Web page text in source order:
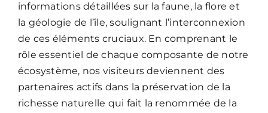
informations détaillées sur la faune, la flore et
la géologie de l’île, soulignant l’interconnexion
de ces éléments cruciaux. En comprenant le
rôle essentiel de chaque composante de notre
écosystème, nos visiteurs deviennent des
partenaires actifs dans la préservation de la
richesse naturelle qui fait la renommée de la